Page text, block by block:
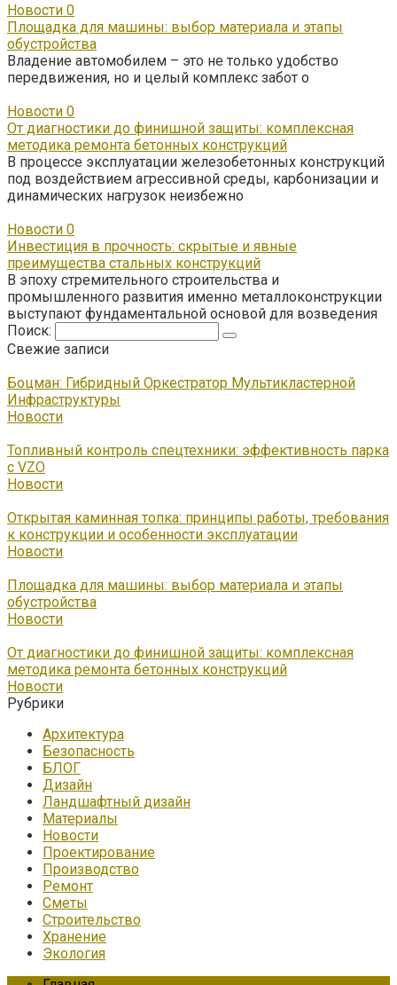
Новости 0
Площадка для машины: выбор материала и этапы
обустройства
Владение автомобилем – это не только удобство
передвижения, но и целый комплекс забот о
Новости 0
От диагностики до финишной защиты: комплексная
методика ремонта бетонных конструкций
В процессе эксплуатации железобетонных конструкций
под воздействием агрессивной среды, карбонизации и
динамических нагрузок неизбежно
Новости 0
Инвестиция в прочность: скрытые и явные
преимущества стальных конструкций
В эпоху стремительного строительства и
промышленного развития именно металлоконструкции
выступают фундаментальной основой для возведения
Поиск:
Свежие записи
Боцман: Гибридный Оркестратор Мультикластерной
Инфраструктуры
Новости
Топливный контроль спецтехники: эффективность парка
с VZO
Новости
Открытая каминная топка: принципы работы, требования
к конструкции и особенности эксплуатации
Новости
Площадка для машины: выбор материала и этапы
обустройства
Новости
От диагностики до финишной защиты: комплексная
методика ремонта бетонных конструкций
Новости
Рубрики
Архитектура
Безопасность
БЛОГ
Дизайн
Ландшафтный дизайн
Материалы
Новости
Проектирование
Производство
Ремонт
Сметы
Строительство
Хранение
Экология